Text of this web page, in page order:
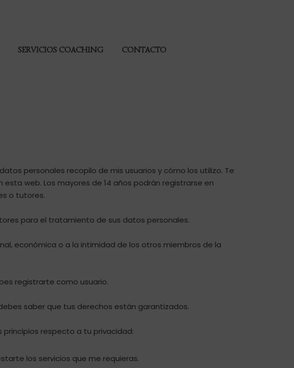
SERVICIOS COACHING CONTACTO
personales recopilo de mis usuarios y cómo los utilizo. Te
web. Los mayores de 14 años podrán registrarse en
o tutores.
para el tratamiento de sus datos personales.
económica o a la intimidad de los otros miembros de la
registrarte como usuario.
saber que tus derechos están garantizados.
respecto a tu privacidad:
los servicios que me requieras.